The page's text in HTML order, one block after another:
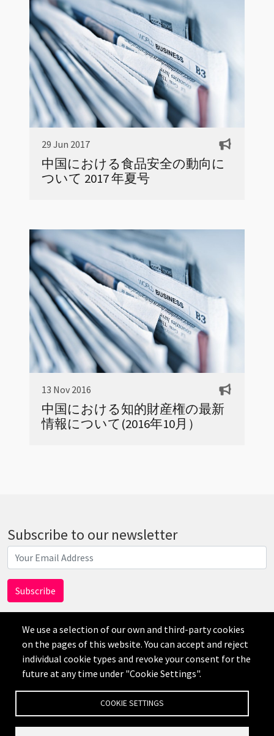
29 Jun 2017
中国における食品安全の動向に
ついて 2017 年夏号
13 Nov 2016
中国における知的財産権の最新
情報について(2016年10月）
Subscribe to our newsletter
Disclaimer Privacy Credits
AI
We use a selection of our own and third-party cookies
on the pages of this website. You can accept and reject
individual cookie types and revoke your consent for the
future at any time under "Cookie Settings".
COOKIE SETTINGS